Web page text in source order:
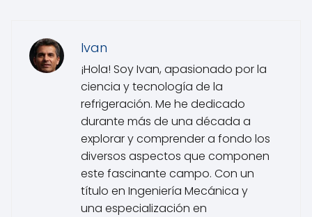
Ivan
¡Hola! Soy Ivan, apasionado por la
ciencia y tecnología de la
refrigeración. Me he dedicado
durante más de una década a
explorar y comprender a fondo los
diversos aspectos que componen
este fascinante campo. Con un
título en Ingeniería Mecánica y
una especialización en